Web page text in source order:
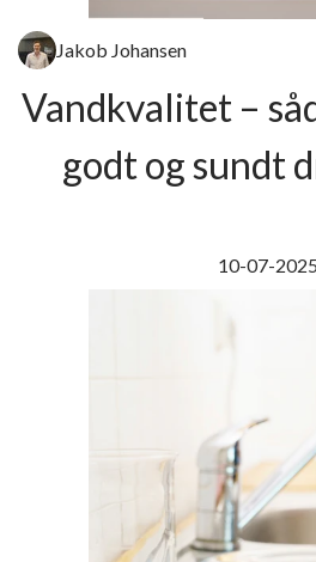
Jakob Johansen
Vandkvalitet –
godt og sundt
10-07-2025